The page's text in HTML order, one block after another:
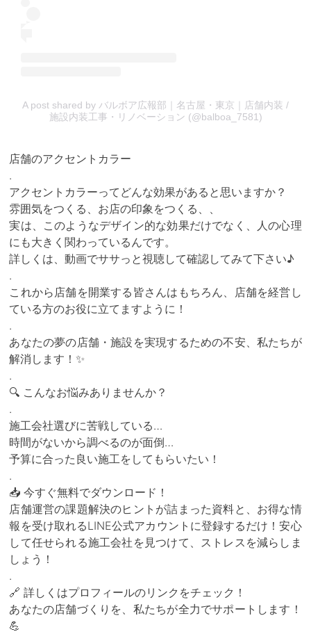
A post shared by バルボア広報部｜名古屋・東京｜店舗内装 /
施設内装工事・リノベーション (@balboa_7581)
店舗のアクセントカラー
.
アクセントカラーってどんな効果があると思いますか？
雰囲気をつくる、お店の印象をつくる、、
実は、このようなデザイン的な効果だけでなく、人の心理
にも大きく関わっているんです。
詳しくは、動画でササっと視聴して確認してみて下さい♪
.
これから店舗を開業する皆さんはもちろん、店舗を経営し
ている方のお役に立てますように！
.
あなたの夢の店舗・施設を実現するための不安、私たちが
解消します！✨
.
🔍 こんなお悩みありませんか？
.
施工会社選びに苦戦している…
時間がないから調べるのが面倒…
予算に合った良い施工をしてもらいたい！
.
📥 今すぐ無料でダウンロード！
店舗運営の課題解決のヒントが詰まった資料と、お得な情
報を受け取れるLINE公式アカウントに登録するだけ！安心
して任せられる施工会社を見つけて、ストレスを減らしま
しょう！
.
🔗 詳しくはプロフィールのリンクをチェック！
あなたの店舗づくりを、私たちが全力でサポートします！
💪